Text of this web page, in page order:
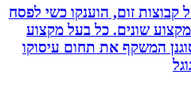
זום, הוענקו כשי לפסח
שונים. כל בעל מקצוע
את תחום עיסוקו